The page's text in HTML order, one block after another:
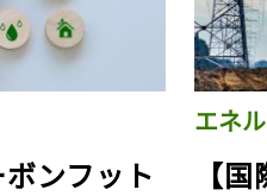
ボンフット
エネ
【